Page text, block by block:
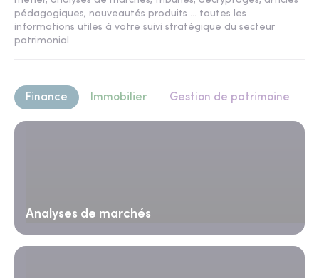
pédagogiques, nouveautés produits ... toutes les
informations utiles à votre suivi stratégique du secteur
patrimonial.
Finance Immobilier Gestion de patrimoine
Analyses de marchés